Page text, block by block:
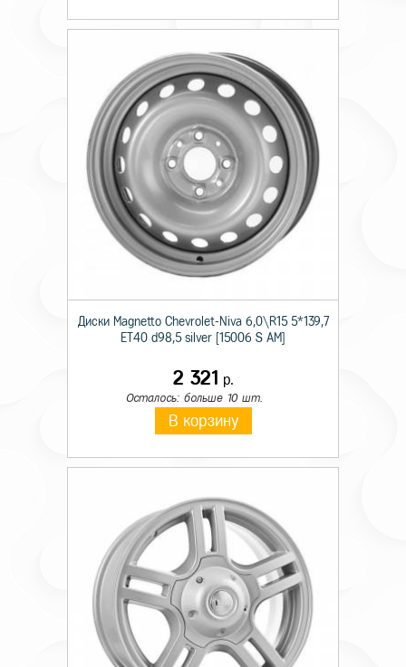
Диски Magnetto Chevrolet-Niva 6,0\R15 5*139,7
ET40 d98,5 silver [15006 S AM]
2 321 р.
Осталось: больше 10 шт.
В корзину